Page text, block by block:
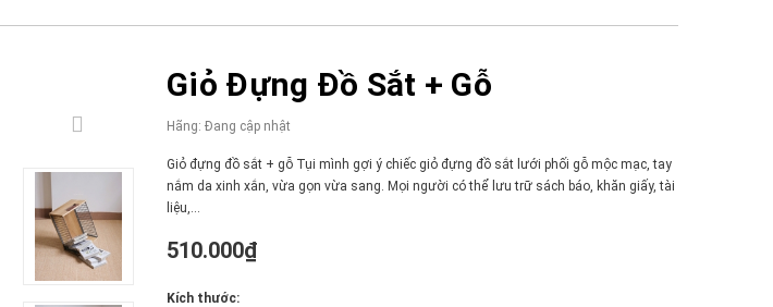
Giỏ Đựng Đồ Sắt + Gỗ
Hãng: Đang cập nhật
Giỏ đựng đồ sắt + gỗ Tụi mình gợi ý chiếc giỏ đựng đồ sắt lưới phối gỗ mộc mạc, tay
nắm da xinh xắn, vừa gọn vừa sang. Mọi người có thể lưu trữ sách báo, khăn giấy, tài
liệu,...
510.000₫
Kích thước: